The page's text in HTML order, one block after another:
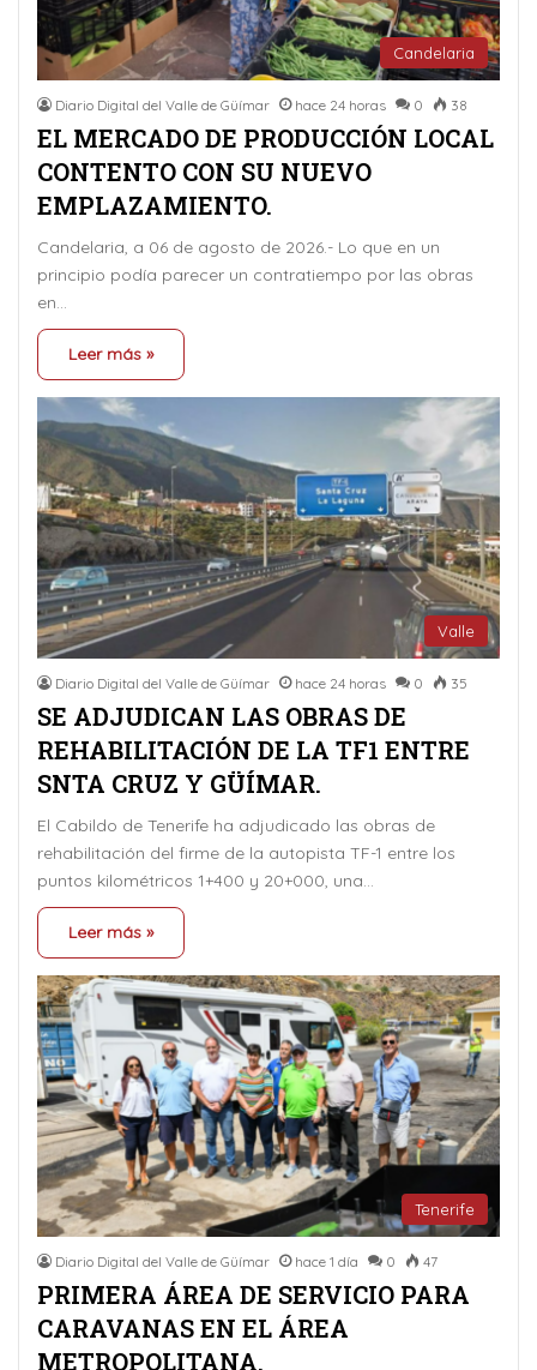
Candelaria
Diario Digital del Valle de Güímar hace 24 horas 0 38
EL MERCADO DE PRODUCCIÓN LOCAL
CONTENTO CON SU NUEVO
EMPLAZAMIENTO.
Candelaria, a 06 de agosto de 2026.- Lo que en un
principio podía parecer un contratiempo por las obras
en…
Leer más »
Valle
Diario Digital del Valle de Güímar hace 24 horas 0 35
SE ADJUDICAN LAS OBRAS DE
REHABILITACIÓN DE LA TF1 ENTRE
SNTA CRUZ Y GÜÍMAR.
El Cabildo de Tenerife ha adjudicado las obras de
rehabilitación del firme de la autopista TF-1 entre los
puntos kilométricos 1+400 y 20+000, una…
Leer más »
Tenerife
Diario Digital del Valle de Güímar hace 1 día 0 47
PRIMERA ÁREA DE SERVICIO PARA
CARAVANAS EN EL ÁREA
METROPOLITANA.